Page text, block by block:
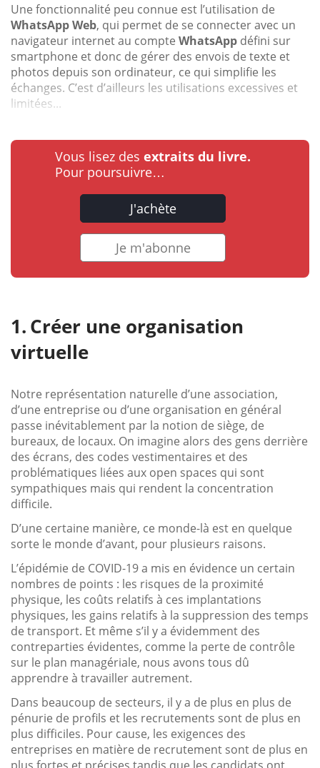
Une fonctionnalité peu connue est l’utilisation de
WhatsApp Web, qui permet de se connecter avec un
navigateur internet au compte WhatsApp défini sur
smartphone et donc de gérer des envois de texte et
photos depuis son ordinateur, ce qui simplifie les
échanges. C’est d’ailleurs les utilisations excessives et
limitées...
Vous lisez des extraits du livre.
Pour poursuivre…
J'achète
Je m'abonne
Créer une organisation
virtuelle
Notre représentation naturelle d’une association,
d’une entreprise ou d’une organisation en général
passe inévitablement par la notion de siège, de
bureaux, de locaux. On imagine alors des gens derrière
des écrans, des codes vestimentaires et des
problématiques liées aux open spaces qui sont
sympathiques mais qui rendent la concentration
difficile.
D’une certaine manière, ce monde-là est en quelque
sorte le monde d’avant, pour plusieurs raisons.
L’épidémie de COVID-19 a mis en évidence un certain
nombres de points : les risques de la proximité
physique, les coûts relatifs à ces implantations
physiques, les gains relatifs à la suppression des temps
de transport. Et même s’il y a évidemment des
contreparties évidentes, comme la perte de contrôle
sur le plan managériale, nous avons tous dû
apprendre à travailler autrement.
Dans beaucoup de secteurs, il y a de plus en plus de
pénurie de profils et les recrutements sont de plus en
plus difficiles. Pour cause, les exigences des
entreprises en matière de recrutement sont de plus en